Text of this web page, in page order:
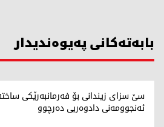
بابەتەکانی پەیوەندیدار
سێ سزای زیندانی بۆ فەرمانبەرێکی
ئەنجوومەنی دادوەریی دەرچوو